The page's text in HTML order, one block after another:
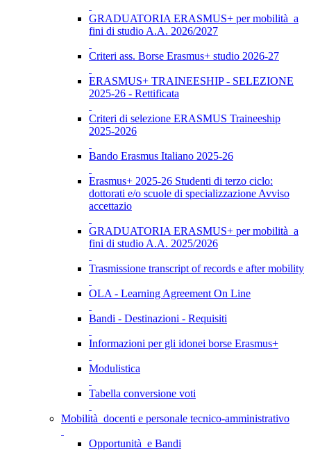
GRADUATORIA ERASMUS+ per mobilità a
fini di studio A.A. 2026/2027
Criteri ass. Borse Erasmus+ studio 2026-27
ERASMUS+ TRAINEESHIP - SELEZIONE
2025-26 - Rettificata
Criteri di selezione ERASMUS Traineeship
2025-2026
Bando Erasmus Italiano 2025-26
Erasmus+ 2025-26 Studenti di terzo ciclo:
dottorati e/o scuole di specializzazione Avviso
accettazio
GRADUATORIA ERASMUS+ per mobilità a
fini di studio A.A. 2025/2026
Trasmissione transcript of records e after mobility
OLA - Learning Agreement On Line
Bandi - Destinazioni - Requisiti
Informazioni per gli idonei borse Erasmus+
Modulistica
Tabella conversione voti
Mobilità docenti e personale tecnico-amministrativo
Opportunità e Bandi